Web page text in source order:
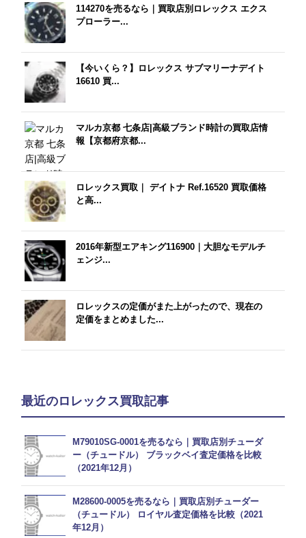
114270を売るなら｜買取店別ロレックス エクス
プローラー...
【今いくら？】ロレックス サブマリーナデイト
16610 買...
マルカ京都 七条店|高級ブランド時計の買取店情
報【京都府京都...
ロレックス買取｜ デイトナ Ref.16520 買取価格
と高...
2016年新型エアキング116900｜大胆なモデルチ
ェンジ...
ロレックスの定価がまた上がったので、現在の
定価をまとめました...
最近のロレックス買取記事
M79010SG-0001を売るなら｜買取店別チューダ
ー（チュードル） ブラックベイ査定価格を比較
（2021年12月）
M28600-0005を売るなら｜買取店別チューダー
（チュードル） ロイヤル査定価格を比較（2021
年12月）